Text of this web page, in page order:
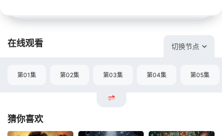
在线观看 切换节点
第01集 第02集 第03集 第04集 第05集
猜你喜欢